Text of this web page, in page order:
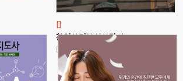
[]
창업상권분석상담사
상담요청1